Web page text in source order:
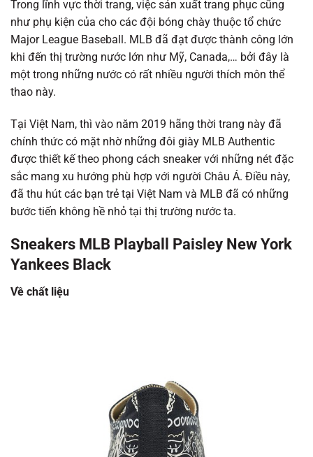
Trong lĩnh vực thời trang, việc sản xuất trang phục cũng
như phụ kiện của cho các đội bóng chày thuộc tổ chức
Major League Baseball. MLB đã đạt được thành công lớn
khi đến thị trường nước lớn như Mỹ, Canada,… bởi đây là
một trong những nước có rất nhiều người thích môn thể
thao này.
Tại Việt Nam, thì vào năm 2019 hãng thời trang này đã
chính thức có mặt nhờ những đôi giày MLB Authentic
được thiết kế theo phong cách sneaker với những nét đặc
sắc mang xu hướng phù hợp với người Châu Á. Điều này,
đã thu hút các bạn trẻ tại Việt Nam và MLB đã có những
bước tiến không hề nhỏ tại thị trường nước ta.
Sneakers MLB Playball Paisley New York
Yankees Black
Về chất liệu